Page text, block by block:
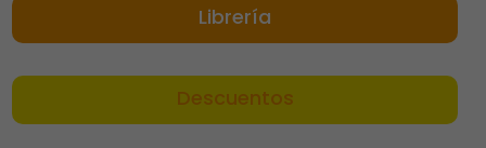
Librería
Descuentos